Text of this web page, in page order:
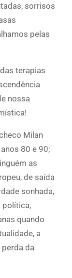
sorrisos
pelas
terapias
nossa
Milan
80 e 90;
as
de saída
sonhada,
política,
quando
a
da